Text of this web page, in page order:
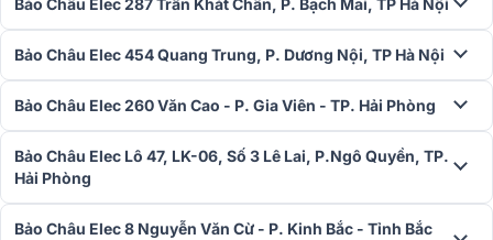
Bảo Châu Elec 287 Trần Khát Chân, P. Bạch Mai, TP Hà Nội
Bảo Châu Elec 454 Quang Trung, P. Dương Nội, TP Hà Nội
Bảo Châu Elec 260 Văn Cao - P. Gia Viên - TP. Hải Phòng
Bảo Châu Elec Lô 47, LK-06, Số 3 Lê Lai, P.Ngô Quyền, TP.
Hải Phòng
Bảo Châu Elec 8 Nguyễn Văn Cừ - P. Kinh Bắc - Tỉnh Bắc